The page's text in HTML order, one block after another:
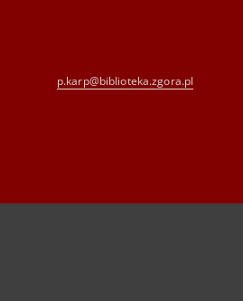
p.karp@biblioteka.zgora.pl